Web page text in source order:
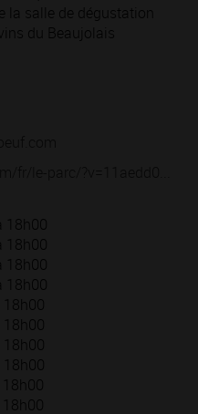
la salle de dégustation
du Beaujolais
18h00
18h00
18h00
18h00